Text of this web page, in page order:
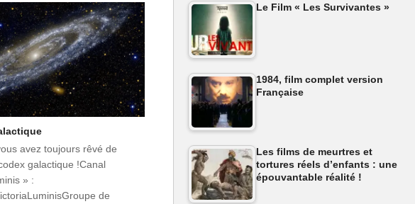
avez toujours rêvé de
galactique !Canal
» :
de
Le Film « Les Survivantes »
1984, film complet version
Française
Les films de meurtres et
tortures réels d’enfants : une
épouvantable réalité !